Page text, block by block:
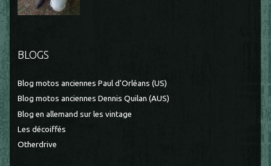
BLOGS
Blog motos anciennes Paul d'Orléans (US)
Blog motos anciennes Dennis Quilan (AUS)
Blog en allemand sur les vintage
Les décoiffés
Otherdrive